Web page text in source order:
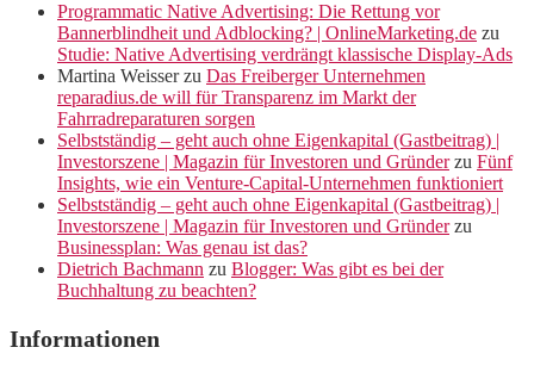
Programmatic Native Advertising: Die Rettung vor
Bannerblindheit und Adblocking? | OnlineMarketing.de zu
Studie: Native Advertising verdrängt klassische Display-Ads
Martina Weisserzu Das Freiberger Unternehmen
reparadius.de will für Transparenz im Markt der
Fahrradreparaturen sorgen
Selbstständig – geht auch ohne Eigenkapital (Gastbeitrag) |
Investorszene | Magazin für Investoren und Gründerzu Fünf
Insights, wie ein Venture-Capital-Unternehmen funktioniert
Selbstständig – geht auch ohne Eigenkapital (Gastbeitrag) |
Investorszene | Magazin für Investoren und Gründerzu
Businessplan: Was genau ist das?
Dietrich Bachmann zu Blogger: Was gibt es bei der
Buchhaltung zu beachten?
Informationen